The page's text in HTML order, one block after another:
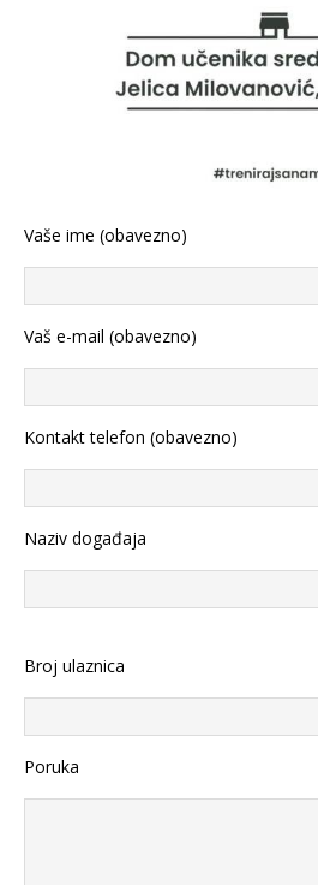
Vaše ime (obavezno)
Vaš e-mail (obavezno)
Kontakt telefon (obavezno)
Naziv događaja
Broj ulaznica
Poruka